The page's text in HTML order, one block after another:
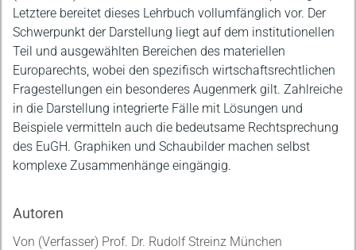
Letztere bereitet dieses Lehrbuch vollumfänglich vor. Der
Schwerpunkt der Darstellung liegt auf dem institutionellen
Teil und ausgewählten Bereichen des materiellen
Europarechts, wobei den spezifisch wirtschaftsrechtlichen
Fragestellungen ein besonderes Augenmerk gilt. Zahlreiche
in die Darstellung integrierte Fälle mit Lösungen und
Beispiele vermitteln auch die bedeutsame Rechtsprechung
des EuGH. Graphiken und Schaubilder machen selbst
komplexe Zusammenhänge eingängig.
Autoren
Von (Verfasser) Prof. Dr. Rudolf Streinz München